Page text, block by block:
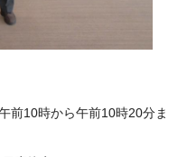
前10時から午前10時20分ま